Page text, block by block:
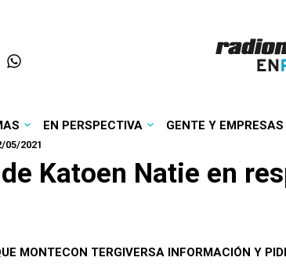
EN PERSPECTIVA GENTE Y EMPRESAS
05/2021
Katoen Natie en
MONTECON TERGIVERSA INFORMACIÓN Y